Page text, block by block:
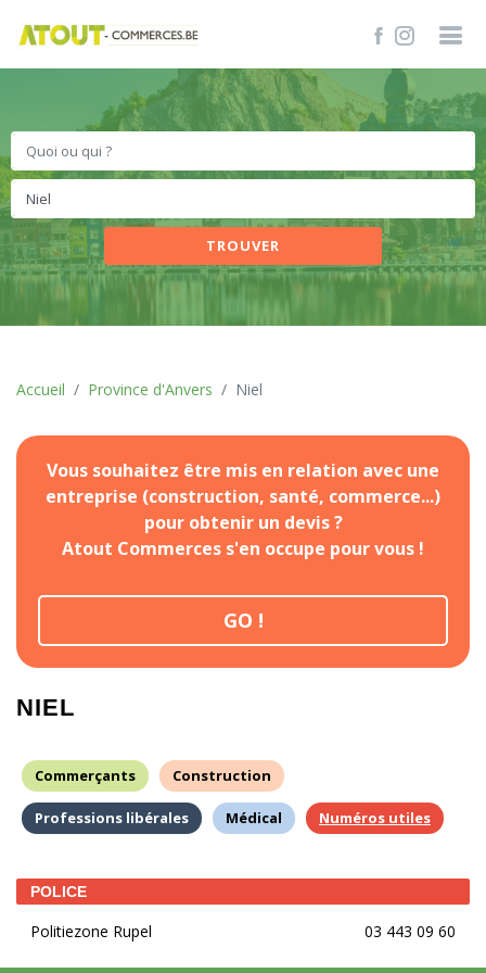
TROUVER
Accueil Province d'Anvers Niel
Vous souhaitez être mis en relation avec une
entreprise (construction, santé, commerce...)
pour obtenir un devis ?
Atout Commerces s'en occupe pour vous !
GO !
NIEL
Commerçants Construction
Professions libérales Médical Numéros utiles
POLICE
Politiezone Rupel 03 443 09 60